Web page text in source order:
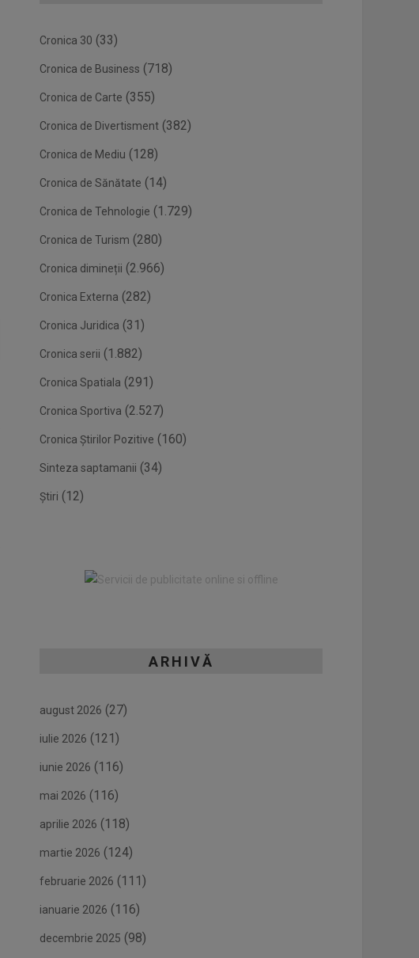
Cronica 30 (33)
Cronica de Business (718)
Cronica de Carte (355)
Cronica de Divertisment (382)
Cronica de Mediu (128)
Cronica de Sănătate (14)
Cronica de Tehnologie (1.729)
Cronica de Turism (280)
Cronica dimineții (2.966)
Cronica Externa (282)
Cronica Juridica (31)
Cronica serii (1.882)
Cronica Spatiala (291)
Cronica Sportiva (2.527)
Cronica Știrilor Pozitive (160)
Sinteza saptamanii (34)
Știri (12)
ARHIVĂ
august 2026 (27)
iulie 2026 (121)
iunie 2026 (116)
mai 2026 (116)
aprilie 2026 (118)
martie 2026 (124)
februarie 2026 (111)
ianuarie 2026 (116)
decembrie 2025 (98)